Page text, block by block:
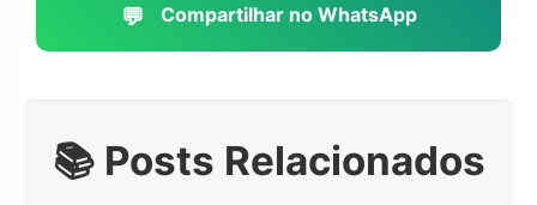
💬 Compartilhar no WhatsApp
📚 Posts Relacionados